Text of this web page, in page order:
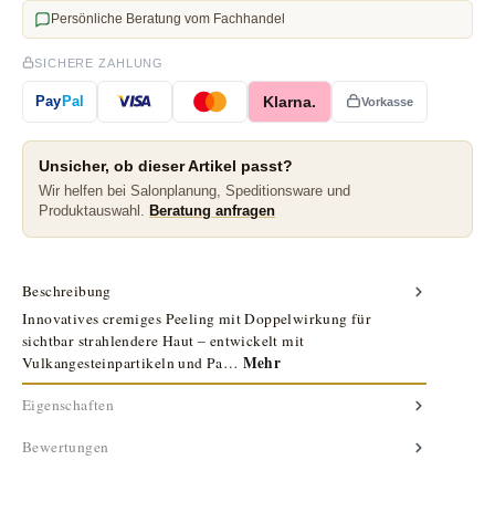
Persönliche Beratung vom Fachhandel
SICHERE ZAHLUNG
PayPal Klarna. Vorkasse
Unsicher, ob dieser Artikel passt?
Wir helfen bei Salonplanung, Speditionsware und
Produktauswahl.
Beratung anfragen
Beschreibung
Innovatives cremiges Peeling mit Doppelwirkung für
sichtbar strahlendere Haut – entwickelt mit
Vulkangesteinpartikeln und Pa… Mehr
Eigenschaften
Bewertungen